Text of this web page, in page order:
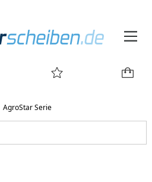
AgroStar Serie